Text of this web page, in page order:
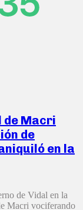
de Macri
de
en la
de Vidal en la
Macri vociferando